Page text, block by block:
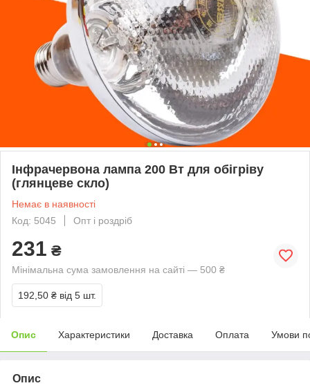
Інфрачервона лампа 200 Вт для обігріву
(глянцеве скло)
Немає в наявності
Код: 5045
Опт і роздріб
231 ₴
Мінімальна сума замовлення на сайті — 500 ₴
192,50 ₴ від 5 шт.
Опис Характеристики Доставка Оплата Умови
Опис